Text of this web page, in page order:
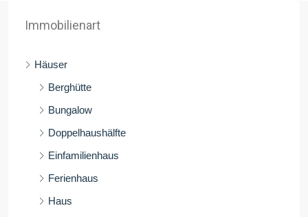
Immobilienart
Häuser
Berghütte
Bungalow
Doppelhaushälfte
Einfamilienhaus
Ferienhaus
Haus